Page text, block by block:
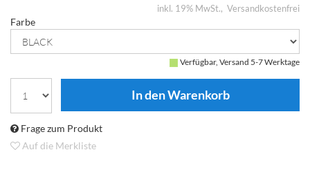
inkl. 19% MwSt. Versandkostenfrei
Farbe
Verfügbar, Versand 5-7 Werktage
Frage zum Produkt
Auf die Merkliste